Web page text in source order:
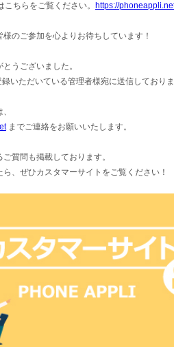
ちらをご覧ください。 https://
のご参加を心よりお待ちしています！
うございました。
いただいている管理者様宛に送信しており
までご連絡をお願いいたします。
質問も掲載しております。
、ぜひカスタマーサイトをご覧ください！